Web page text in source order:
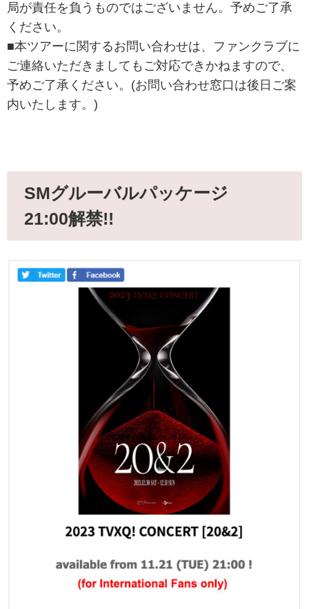
局が責任を負うものではございません。予めご了承
ください。
■本ツアーに関するお問い合わせは、ファンクラブに
ご連絡いただきましてもご対応できかねますので、
予めご了承ください。(お問い合わせ窓口は後日ご案
内いたします。)
SMグルーバルパッケージ
21:00解禁!!